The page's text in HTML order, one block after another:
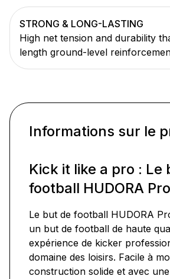
STRONG & LONG-LASTING
High net tension and durability
length ground-level
Informations sur le
Kick it like a pro : Le
football HUDORA
Le but de football HUDORA
un but de football de haute
expérience de kicker
domaine des loisirs. Facile à
construction solide et avec